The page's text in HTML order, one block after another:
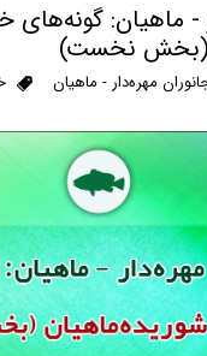
- ماهیان: گونه‌های
(بخش نخست)
مهره‌دار - ماهیان